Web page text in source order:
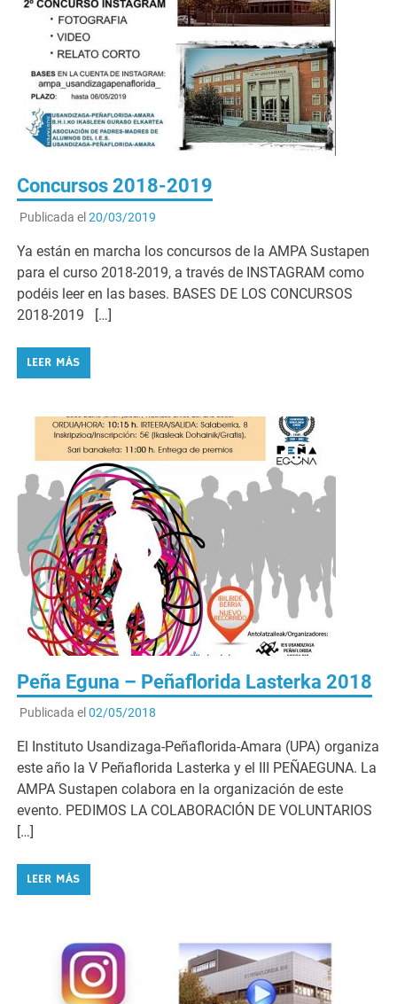
Concursos 2018-2019
Publicada el 20/03/2019
Ya están en marcha los concursos de la AMPA Sustapen
para el curso 2018-2019, a través de INSTAGRAM como
podéis leer en las bases. BASES DE LOS CONCURSOS
2018-2019 […]
LEER MÁS
Peña Eguna – Peñaflorida Lasterka 2018
Publicada el 02/05/2018
El Instituto Usandizaga-Peñaflorida-Amara (UPA) organiza
este año la V Peñaflorida Lasterka y el III PEÑAEGUNA. La
AMPA Sustapen colabora en la organización de este
evento. PEDIMOS LA COLABORACIÓN DE VOLUNTARIOS
[…]
LEER MÁS